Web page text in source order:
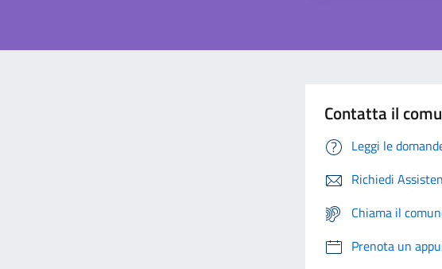
Contatta il
Leggi le
Richiedi
Chiama il
Prenota un